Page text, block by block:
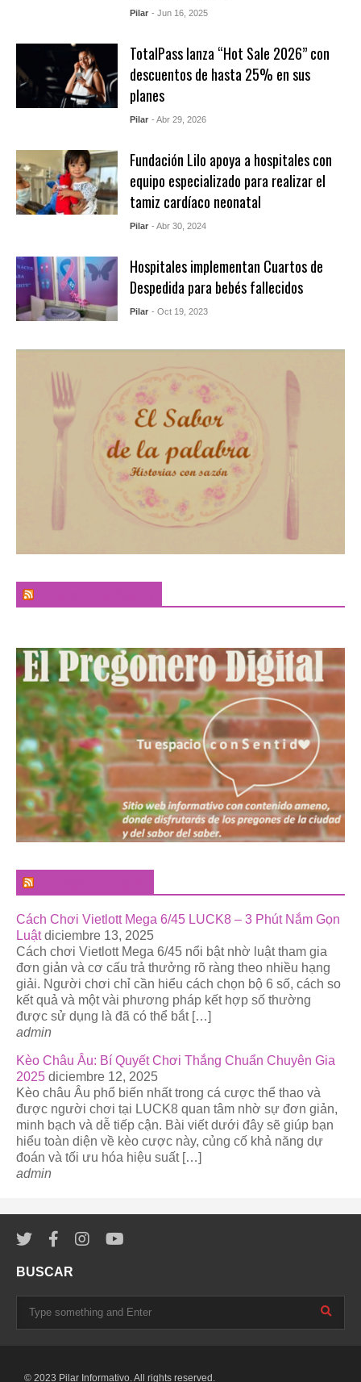
Pilar - Jun 16, 2025
TotalPass lanza “Hot Sale 2026” con
descuentos de hasta 25% en sus
planes
Pilar - Abr 29, 2026
Fundación Lilo apoya a hospitales con
equipo especializado para realizar el
tamiz cardíaco neonatal
Pilar - Abr 30, 2024
Hospitales implementan Cuartos de
Despedida para bebés fallecidos
Pilar - Oct 19, 2023
Cách Chơi Vietlott Mega 6/45 LUCK8 – 3 Phút Nắm Gọn
Luật diciembre 13, 2025
Cách chơi Vietlott Mega 6/45 nổi bật nhờ luật tham gia
đơn giản và cơ cấu trả thưởng rõ ràng theo nhiều hạng
giải. Người chơi chỉ cần hiểu cách chọn bộ 6 số, cách so
kết quả và một vài phương pháp kết hợp số thường
được sử dụng là đã có thể bắt […]
admin
Kèo Châu Âu: Bí Quyết Chơi Thắng Chuẩn Chuyên Gia
2025 diciembre 12, 2025
Kèo châu Âu phổ biến nhất trong cá cược thể thao và
được người chơi tại LUCK8 quan tâm nhờ sự đơn giản,
minh bạch và dễ tiếp cận. Bài viết dưới đây sẽ giúp bạn
hiểu toàn diện về kèo cược này, củng cố khả năng dự
đoán và tối ưu hóa hiệu suất […]
admin
BUSCAR
© 2023 Pilar Informativo. All rights reserved.